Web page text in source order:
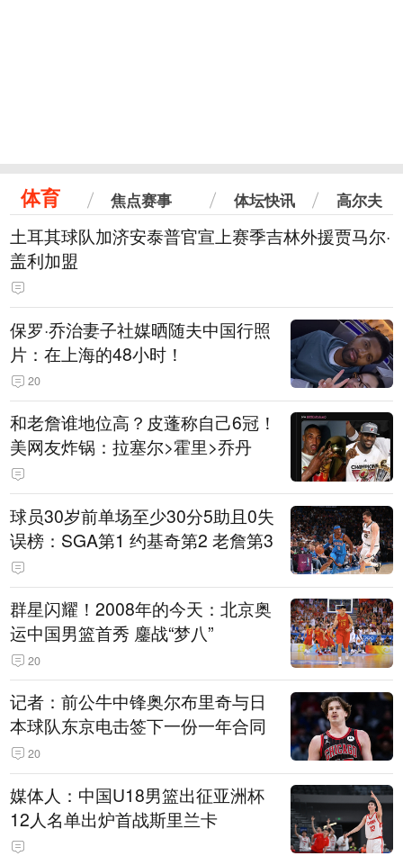
体育 焦点赛事 体坛快讯 高尔夫
土耳其球队加济安泰普官宣上赛季吉林外援贾马尔·
盖利加盟
保罗·乔治妻子社媒晒随夫中国行照
片：在上海的48小时！
20
和老詹谁地位高？皮蓬称自己6冠！
美网友炸锅：拉塞尔>霍里>乔丹
球员30岁前单场至少30分5助且0失
误榜：SGA第1 约基奇第2 老詹第3
群星闪耀！2008年的今天：北京奥
运中国男篮首秀 鏖战“梦八”
20
记者：前公牛中锋奥尔布里奇与日
本球队东京电击签下一份一年合同
20
媒体人：中国U18男篮出征亚洲杯
12人名单出炉首战斯里兰卡